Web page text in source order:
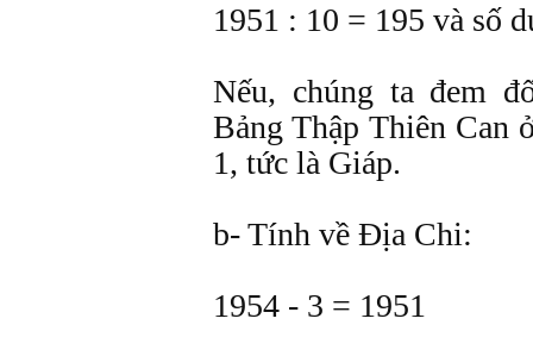
1951 : 10 = 195 và số
Nếu, chúng ta đem
Bảng Thập Thiên Can
1, tức là Giáp.
b- Tính về Ðịa Chi:
1954 - 3 = 1951